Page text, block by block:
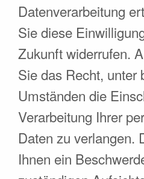
Datenverarbeitung
Sie diese
Zukunft widerrufen.
Sie das Recht, unter
Umständen die
Verarbeitung Ihrer
Daten zu verlangen.
Ihnen ein